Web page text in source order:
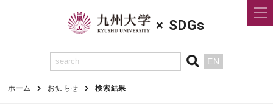
× SDGs
EN
ホーム お知らせ 検索結果